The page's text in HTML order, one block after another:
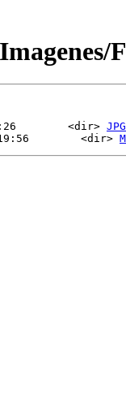
<dir> JPG
19:56        <dir>